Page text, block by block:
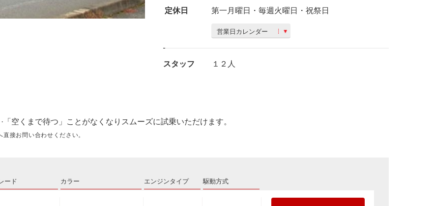
定休日 第一月曜日・毎週火曜日・祝祭日
営業日カレンダー
スタッフ １２人
空くまで待つ」ことがなくなりスムーズに試乗いただけます。
接お問い合わせください。
ード カラー エンジンタイプ 駆動方式